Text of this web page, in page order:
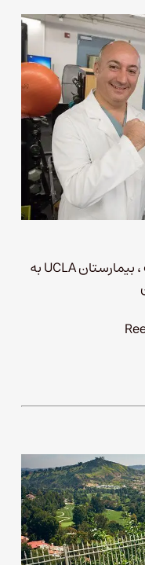
دکتر آذری، مدیر بخش پیوند دست ، بیمارستان UCLA به